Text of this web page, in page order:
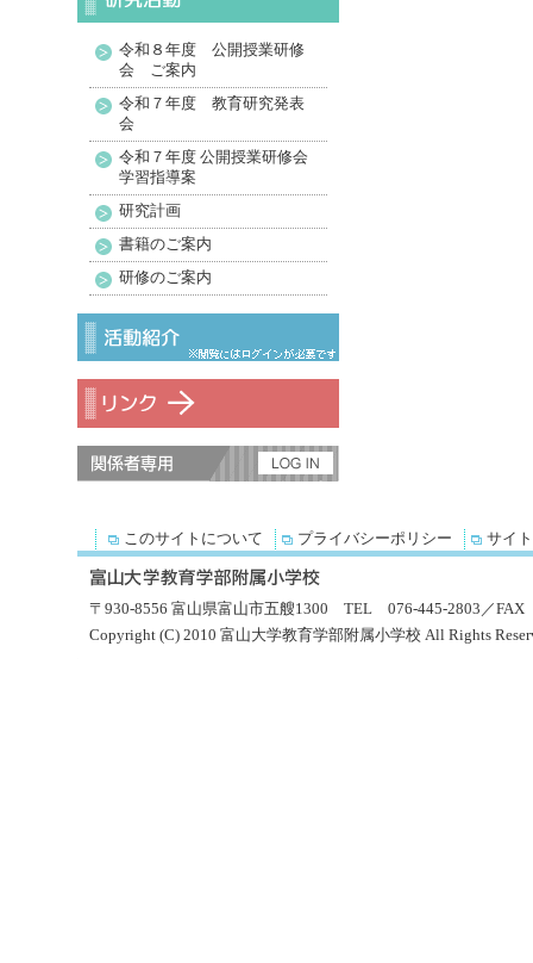
令和８年度 公開授業研修
会 ご案内
令和７年度 教育研究発表
会
令和７年度 公開授業研修会
学習指導案
研究計画
書籍のご案内
研修のご案内
このサイトについて プライバシーポリシー サイ
〒930-8556 富山県富山市五艘1300 TEL 076-445-2803／
Copyright (C) 2010 富山大学教育学部附属小学校 All Rights